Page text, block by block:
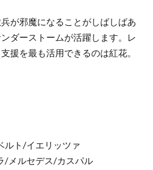
が邪魔になることがしばしばあ
ダーストームが活躍します。レ
援を最も活用できるのは紅花。
ト/イエリッツァ
メルセデス/カスパル